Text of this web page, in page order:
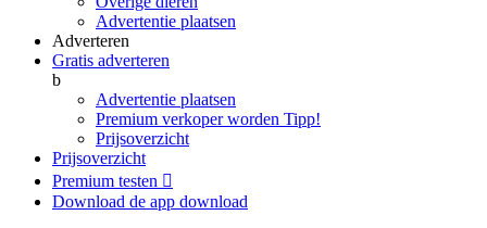
Advertentie plaatsen
Adverteren
Gratis adverteren
b
Advertentie plaatsen
Premium verkoper worden Tipp!
Prijsoverzicht
Prijsoverzicht
Premium testen 
Download de app download